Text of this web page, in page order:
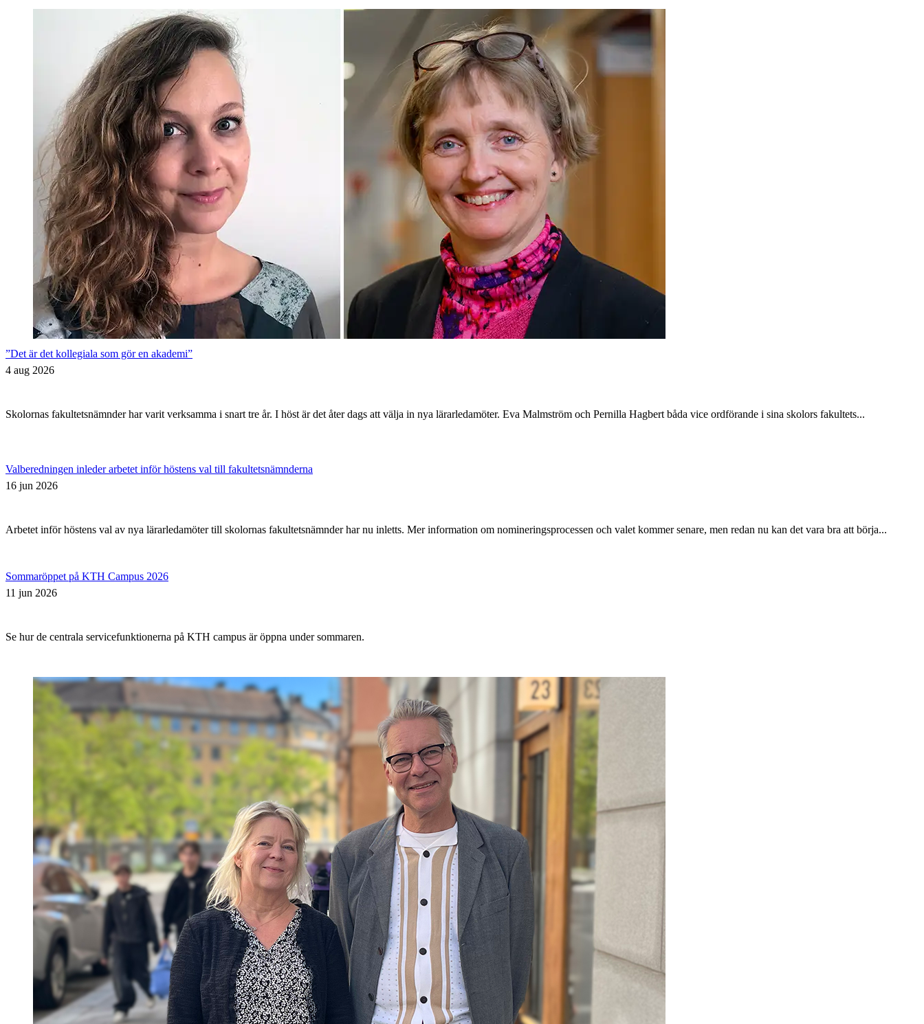
”Det är det kollegiala som gör en akademi”
4 aug 2026
Skolornas fakultetsnämnder har varit verksamma i snart tre år. I höst är det åter dags att välja in nya lärarledamöter. Eva Malmström och Pernilla Hagbert båda vice ordförande i sina skolors fakultets...
Valberedningen inleder arbetet inför höstens val till fakultetsnämnderna
16 jun 2026
Arbetet inför höstens val av nya lärarledamöter till skolornas fakultetsnämnder har nu inletts. Mer information om nomineringsprocessen och valet kommer senare, men redan nu kan det vara bra att börja...
Sommaröppet på KTH Campus 2026
11 jun 2026
Se hur de centrala servicefunktionerna på KTH campus är öppna under sommaren.